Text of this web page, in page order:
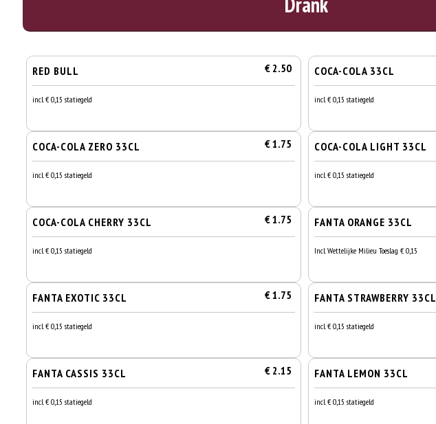
RED BULL € 2.50
incl. € 0,15 statiegeld
COCA-COLA 33CL
incl. € 0,15 statiegeld
COCA-COLA ZERO 33CL € 1.75
incl. € 0,15 statiegeld
COCA-COLA LIGHT 33CL
incl. € 0,15 statiegeld
COCA-COLA CHERRY 33CL € 1.75
incl. € 0,15 statiegeld
FANTA ORANGE 33CL
Incl. Wettelijke Milieu Toeslag € 0,15
FANTA EXOTIC 33CL € 1.75
incl. € 0,15 statiegeld
FANTA STRAWBERRY 33CL
incl. € 0,15 statiegeld
FANTA CASSIS 33CL € 2.15
incl. € 0,15 statiegeld
FANTA LEMON 33CL
incl. € 0,15 statiegeld